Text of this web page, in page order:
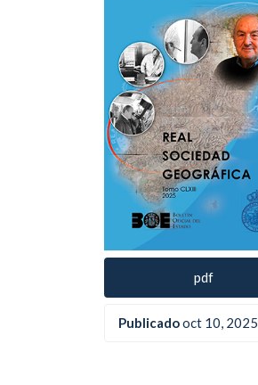
lateral
del
artículo
pdf
Publicadooct 10, 2025